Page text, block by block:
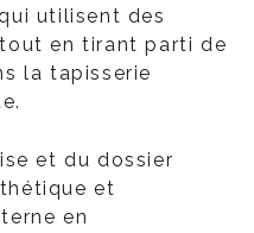
utilisent des
en tirant parti de
la tapisserie
et du dossier
et
en